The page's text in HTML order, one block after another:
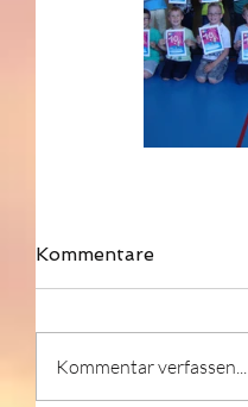
Kommentare
Kommentar verfassen...